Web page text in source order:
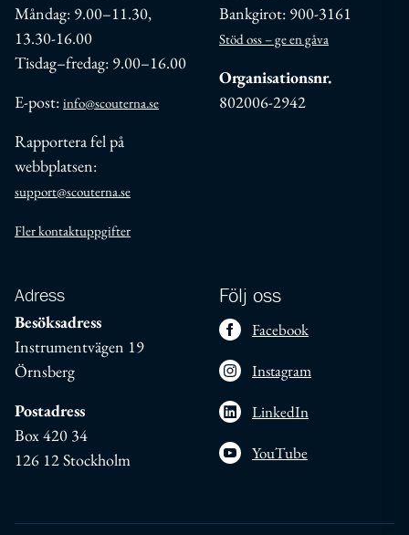
Måndag: 9.00–11.30,
13.30-16.00
Tisdag–fredag: 9.00–16.00
E-post: info@scouterna.se
Rapportera fel på
webbplatsen:
support@scouterna.se
Fler kontaktuppgifter
Bankgirot: 900-3161
Stöd oss – ge en gåva
Organisationsnr.
802006-2942
Adress
Besöksadress
Instrumentvägen 19
Örnsberg
Postadress
Box 420 34
126 12 Stockholm
Följ oss
Facebook
Instagram
LinkedIn
YouTube